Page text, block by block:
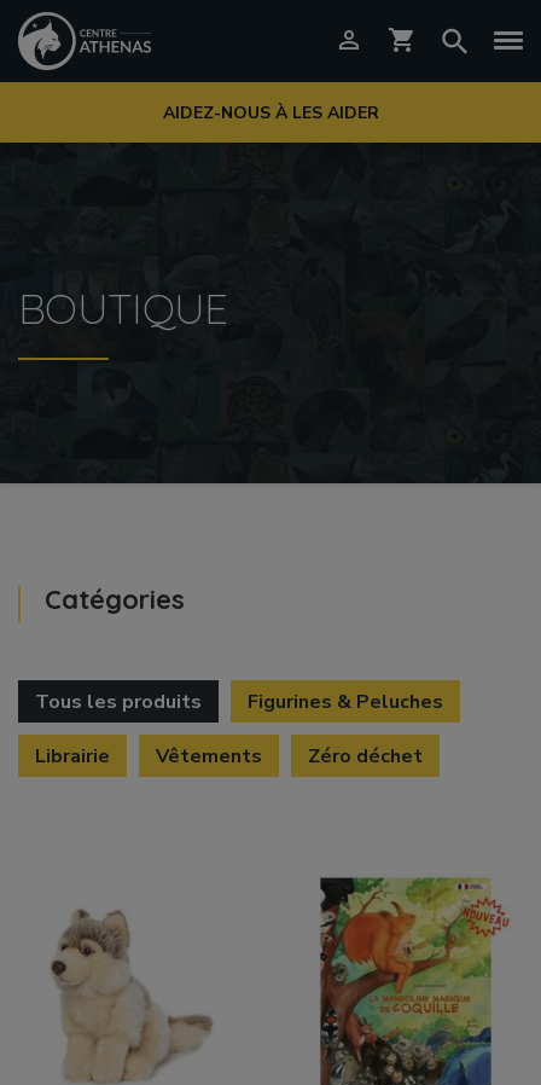
 shopping_cart
AIDEZ-NOUS À LES AIDER
BOUTIQUE
Catégories
Tous les produits Figurines & Peluches
Librairie Vêtements Zéro déchet